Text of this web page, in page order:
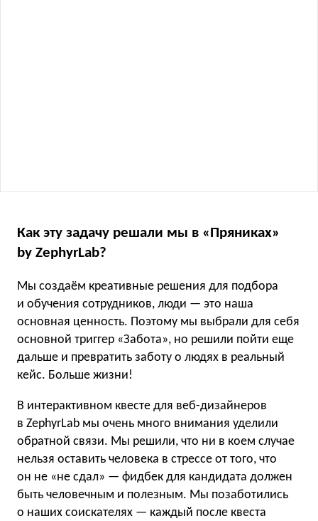
Как эту задачу решали мы в «Пряниках»
by ZephyrLab?
Мы создаём креативные решения для подбора
и обучения сотрудников, люди — это наша
основная ценность. Поэтому мы выбрали для себя
основной триггер «Забота», но решили пойти еще
дальше и превратить заботу о людях в реальный
кейс. Больше жизни!
В интерактивном квесте для веб-дизайнеров
в ZephyrLab мы очень много внимания уделили
обратной связи. Мы решили, что ни в коем случае
нельзя оставить человека в стрессе от того, что
он не «не сдал» — фидбек для кандидата должен
быть человечным и полезным. Мы позаботились
о наших соискателях — каждый после квеста